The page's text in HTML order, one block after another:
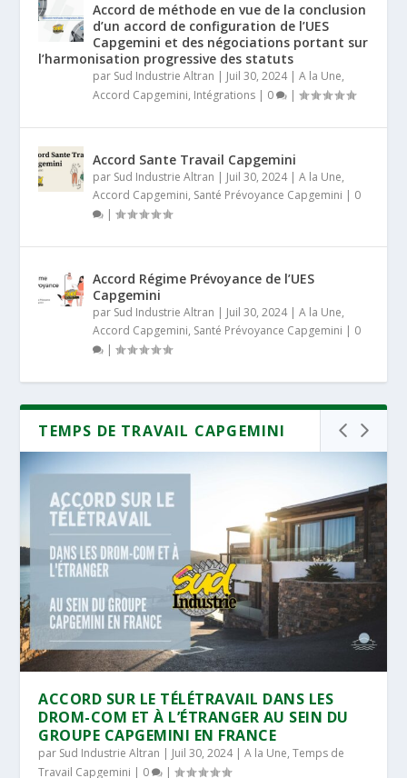
Accord de méthode en vue de la conclusion
d’un accord de configuration de l’UES
Capgemini et des négociations portant sur
l’harmonisation progressive des statuts
par Sud Industrie Altran | Juil 30, 2024|A la Une,
Accord Capgemini, Intégrations | 0 |
Accord Sante Travail Capgemini
par Sud Industrie Altran | Juil 30, 2024|A la Une,
Accord Capgemini, Santé Prévoyance Capgemini | 0
|
Accord Régime Prévoyance de l’UES
Capgemini
par Sud Industrie Altran | Juil 30, 2024|A la Une,
Accord Capgemini, Santé Prévoyance Capgemini | 0
|
TEMPS DE TRAVAIL CAPGEMINI
ACCORD SUR LE TÉLÉTRAVAIL DANS LES
DROM-COM ET À L’ÉTRANGER AU SEIN DU
GROUPE CAPGEMINI EN FRANCE
par Sud Industrie Altran | Juil 30, 2024|A la Une,Temps de
Travail Capgemini | 0 |